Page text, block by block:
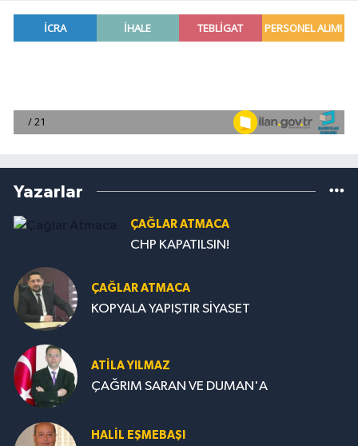
Yazarlar
ÇAĞLAR ATMACA
CHP KAPATILSIN!
ÇAĞLAR ATMACA
KOPYALA YAPIŞTIR SİYASET
ATILA YILMAZ
ÇAĞRIM SARAN VE DUMAN'A
HALIL EŞMEBAŞI